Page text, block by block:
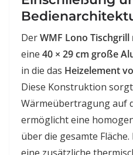
DerWMF Lono
eine 40 × 29 cm große
in die das Heizelement
Diese Konstruktion
Wärmeübertragung auf
ermöglicht eine
über die gesamte Fläche.